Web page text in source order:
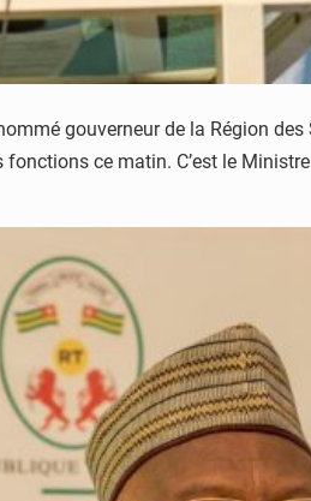
gouverneur de la Région
ce matin. C’est le